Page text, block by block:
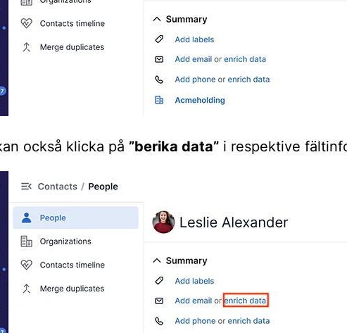
också klicka på ”berika data” i respektive